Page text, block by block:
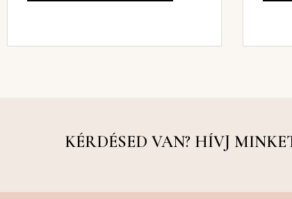
KÉRDÉSED VAN? HÍVJ